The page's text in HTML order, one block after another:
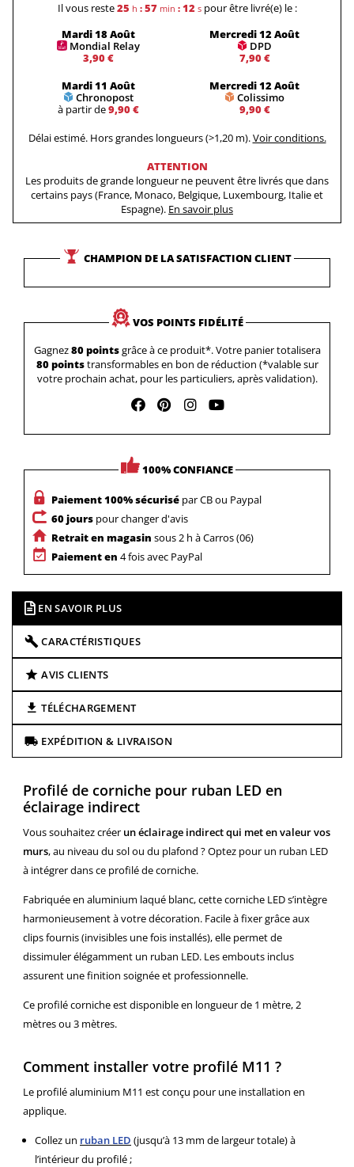
Il vous reste25 h : 57min : 12s pour être livré(e) le :
Mardi 18 Août
Mondial Relay
3,90 €
Mercredi 12 Août
DPD
7,90 €
Mardi 11 Août
Chronopost
à partir de9,90 €
Mercredi 12 Août
Colissimo
9,90 €
Délai estimé. Hors grandes longueurs (>1,20 m).Voir conditions.
ATTENTION
Les produits de grande longueur ne peuvent être livrés que dans
certains pays (France, Monaco, Belgique, Luxembourg, Italie et
Espagne). En savoir plus
CHAMPION DE LA SATISFACTION CLIENT
VOS POINTS FIDÉLITÉ
Gagnez80 pointsgrâce à ce produit*. Votre panier totalisera
80 pointstransformables en bon de réduction (*valable sur
votre prochain achat, pour les particuliers, après validation).
100% CONFIANCE
Paiement 100% sécurisé par CB ou Paypal
60 jours pour changer d'avis
Retrait en magasin sous 2 h à Carros (06)
Paiement en 4 fois avec PayPal
EN SAVOIR PLUS
CARACTÉRISTIQUES
AVIS CLIENTS
TÉLÉCHARGEMENT
EXPÉDITION & LIVRAISON
Profilé de corniche pour ruban LED en
éclairage indirect
Vous souhaitez créer un éclairage indirect qui met en valeur vos
murs, au niveau du sol ou du plafond ? Optez pour un ruban LED
à intégrer dans ce profilé de corniche.
Fabriquée en aluminium laqué blanc, cette corniche LED s’intègre
harmonieusement à votre décoration. Facile à fixer grâce aux
clips fournis (invisibles une fois installés), elle permet de
dissimuler élégamment un ruban LED. Les embouts inclus
assurent une finition soignée et professionnelle.
Ce profilé corniche est disponible en longueur de 1 mètre, 2
mètres ou 3 mètres.
Comment installer votre profilé M11 ?
Le profilé aluminium M11 est conçu pour une installation en
applique.
Collez un ruban LED (jusqu’à 13 mm de largeur totale) à
l’intérieur du profilé ;